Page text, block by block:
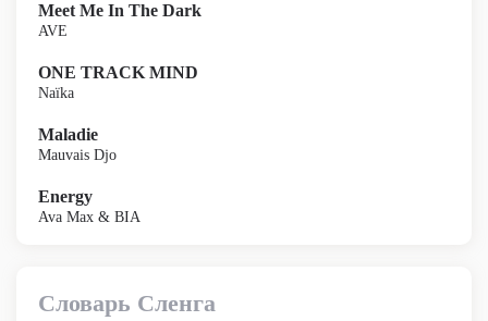
Meet Me In The Dark
AVE
ONE TRACK MIND
Naïka
Maladie
Mauvais Djo
Energy
Ava Max & BIA
Словарь Сленга